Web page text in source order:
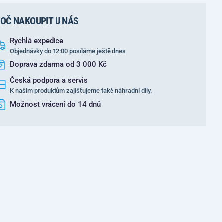
NAKOUPIT U NÁS
Rychlá expedice
Objednávky do 12:00 posíláme ještě dnes
Doprava zdarma od 3 000 Kč
Česká podpora a servis
K našim produktům zajišťujeme také náhradní díly.
Možnost vrácení do 14 dnů